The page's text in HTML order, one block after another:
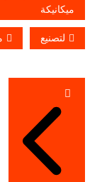
ميكانيكة
لتصنيع
تصفّح
المقالات